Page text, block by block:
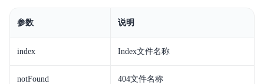
功能发布记录
产品公告
参数 说明
index Index文件名称
notFound 404文件名称